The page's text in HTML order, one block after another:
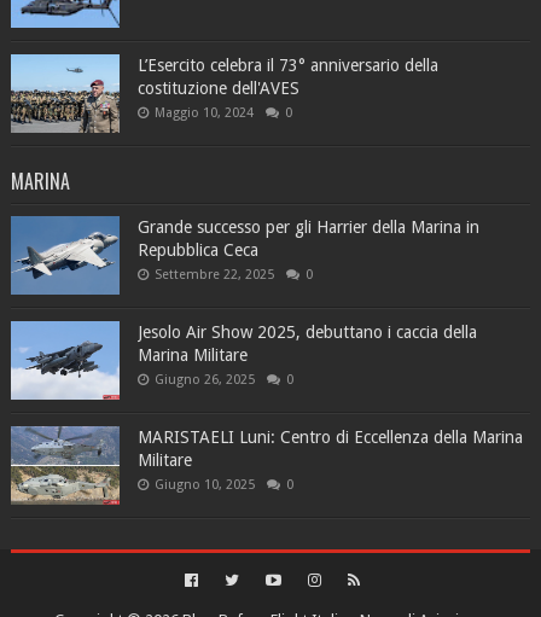
L’Esercito celebra il 73° anniversario della
costituzione dell'AVES
Maggio 10, 2024 0
MARINA
Grande successo per gli Harrier della Marina in
Repubblica Ceca
Settembre 22, 2025 0
Jesolo Air Show 2025, debuttano i caccia della
Marina Militare
Giugno 26, 2025 0
MARISTAELI Luni: Centro di Eccellenza della Marina
Militare
Giugno 10, 2025 0